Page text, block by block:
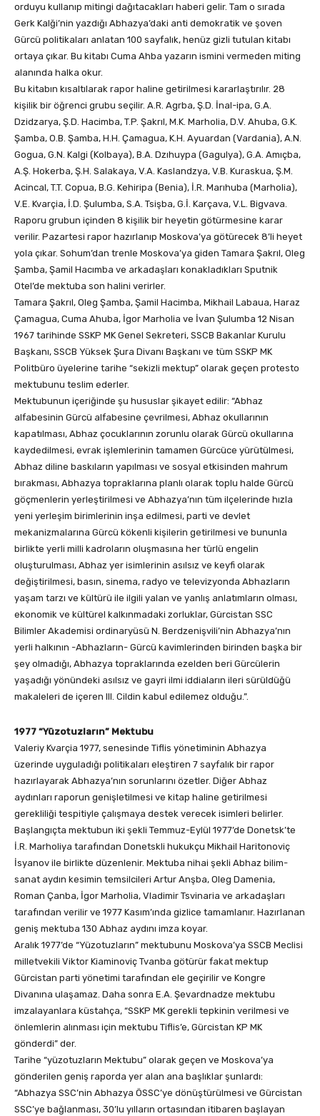
orduyu kullanıp mitingi dağıtacakları haberi gelir. Tam o sırada
Gerk Kalği’nin yazdığı Abhazya’daki anti demokratik ve şoven
Gürcü politikaları anlatan 100 sayfalık, henüz gizli tutulan kitabı
ortaya çıkar. Bu kitabı Cuma Ahba yazarın ismini vermeden miting
alanında halka okur.
Bu kitabın kısaltılarak rapor haline getirilmesi kararlaştırılır. 28
kişilik bir öğrenci grubu seçilir. A.R. Agrba, Ş.D. İnal-ipa, G.A.
Dzidzarya, Ş.D. Hacimba, T.P. Şakrıl, M.K. Marholia, D.V. Ahuba, G.K.
Şamba, O.B. Şamba, H.H. Çamagua, K.H. Ayuardan (Vardania), A.N.
Gogua, G.N. Kalgi (Kolbaya), B.A. Dzıhuypa (Gagulya), G.A. Amıçba,
A.Ş. Hokerba, Ş.H. Salakaya, V.A. Kaslandzya, V.B. Kuraskua, Ş.M.
Acincal, T.T. Copua, B.G. Kehiripa (Benia), İ.R. Marıhuba (Marholia),
V.E. Kvarçia, İ.D. Şulumba, S.A. Tsişba, G.İ. Karçava, V.L. Bigvava.
Raporu grubun içinden 8 kişilik bir heyetin götürmesine karar
verilir. Pazartesi rapor hazırlanıp Moskova’ya götürecek 8’li heyet
yola çıkar. Sohum’dan trenle Moskova’ya giden Tamara Şakrıl, Oleg
Şamba, Şamil Hacımba ve arkadaşları konakladıkları Sputnik
Otel’de mektuba son halini verirler.
Tamara Şakrıl, Oleg Şamba, Şamil Hacimba, Mikhail Labaua, Haraz
Çamagua, Cuma Ahuba, İgor Marholia ve İvan Şulumba 12 Nisan
1967 tarihinde SSKP MK Genel Sekreteri, SSCB Bakanlar Kurulu
Başkanı, SSCB Yüksek Şura Divanı Başkanı ve tüm SSKP MK
Politbüro üyelerine tarihe “sekizli mektup” olarak geçen protesto
mektubunu teslim ederler.
Mektubunun içeriğinde şu hususlar şikayet edilir: “Abhaz
alfabesinin Gürcü alfabesine çevrilmesi, Abhaz okullarının
kapatılması, Abhaz çocuklarının zorunlu olarak Gürcü okullarına
kaydedilmesi, evrak işlemlerinin tamamen Gürcüce yürütülmesi,
Abhaz diline baskıların yapılması ve sosyal etkisinden mahrum
bırakması, Abhazya topraklarına planlı olarak toplu halde Gürcü
göçmenlerin yerleştirilmesi ve Abhazya’nın tüm ilçelerinde hızla
yeni yerleşim birimlerinin inşa edilmesi, parti ve devlet
mekanizmalarına Gürcü kökenli kişilerin getirilmesi ve bununla
birlikte yerli milli kadroların oluşmasına her türlü engelin
oluşturulması, Abhaz yer isimlerinin asılsız ve keyfi olarak
değiştirilmesi, basın, sinema, radyo ve televizyonda Abhazların
yaşam tarzı ve kültürü ile ilgili yalan ve yanlış anlatımların olması,
ekonomik ve kültürel kalkınmadaki zorluklar, Gürcistan SSC
Bilimler Akademisi ordinaryüsü N. Berdzenişvili’nin Abhazya’nın
yerli halkının -Abhazların- Gürcü kavimlerinden birinden başka bir
şey olmadığı, Abhazya topraklarında ezelden beri Gürcülerin
yaşadığı yönündeki asılsız ve gayri ilmi iddiaların ileri sürüldüğü
makaleleri de içeren III. Cildin kabul edilemez olduğu.”.
1977 “Yüzotuzların” Mektubu
Valeriy Kvarçia 1977, senesinde Tiflis yönetiminin Abhazya
üzerinde uyguladığı politikaları eleştiren 7 sayfalık bir rapor
hazırlayarak Abhazya’nın sorunlarını özetler. Diğer Abhaz
aydınları raporun genişletilmesi ve kitap haline getirilmesi
gerekliliği tespitiyle çalışmaya destek verecek isimleri belirler.
Başlangıçta mektubun iki şekli Temmuz-Eylül 1977’de Donetsk’te
İ.R. Marholiya tarafından Donetskli hukukçu Mikhail Haritonoviç
İsyanov ile birlikte düzenlenir. Mektuba nihai şekli Abhaz bilim-
sanat aydın kesimin temsilcileri Artur Anşba, Oleg Damenia,
Roman Çanba, İgor Marholia, Vladimir Tsvinaria ve arkadaşları
tarafından verilir ve 1977 Kasım’ında gizlice tamamlanır. Hazırlanan
geniş mektuba 130 Abhaz aydını imza koyar.
Aralık 1977’de “Yüzotuzların” mektubunu Moskova’ya SSCB Meclisi
milletvekili Viktor Kiaminoviç Tvanba götürür fakat mektup
Gürcistan parti yönetimi tarafından ele geçirilir ve Kongre
Divanına ulaşamaz. Daha sonra E.A. Şevardnadze mektubu
imzalayanlara küstahça, “SSKP MK gerekli tepkinin verilmesi ve
önlemlerin alınması için mektubu Tiflis’e, Gürcistan KP MK
gönderdi” der.
Tarihe “yüzotuzların Mektubu” olarak geçen ve Moskova’ya
gönderilen geniş raporda yer alan ana başlıklar şunlardı:
“Abhazya SSC’nin Abhazya ÖSSC’ye dönüştürülmesi ve Gürcistan
SSC’ye bağlanması, 30’lu yılların ortasından itibaren başlayan